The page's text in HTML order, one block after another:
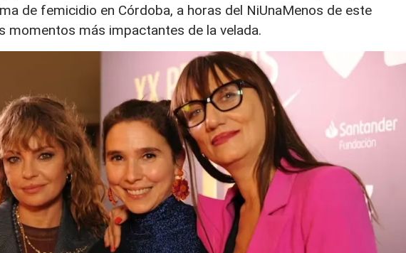
de femicidio en Córdoba, a horas del NiUnaMenos de este
momentos más impactantes de la velada.